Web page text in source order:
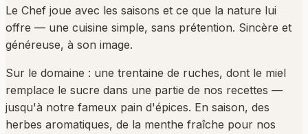
Le Chef joue avec les saisons et ce que la nature lui
offre — une cuisine simple, sans prétention. Sincère et
généreuse, à son image.
Sur le domaine : une trentaine de ruches, dont le miel
remplace le sucre dans une partie de nos recettes —
jusqu'à notre fameux pain d'épices. En saison, des
herbes aromatiques, de la menthe fraîche pour nos